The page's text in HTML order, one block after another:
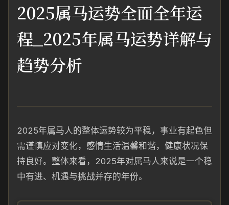
2025属马运势全面全年运
程_2025年属马运势详解与
趋势分析
2025年属马人的整体运势较为平稳，事业有起色但
需谨慎应对变化，感情生活温馨和谐，健康状况保
持良好。整体来看，2025年对属马人来说是一个稳
中有进、机遇与挑战并存的年份。